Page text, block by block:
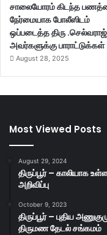
சாலையோரம் கிடந்த
நேர்மையாக போலீஸிடம்
ஒப்படைத்த திரு .செல்வராஜ்
அவர்களுக்கு பாராட்டுக்கள்
August 28, 2025
Most Viewed Posts
August 29, 2024
திருப்பூர் – காலியாக
அறிவிப்பு
October 9, 2023
திருப்பூர் – புதிய
திருமண தேடல் சங்கமம்